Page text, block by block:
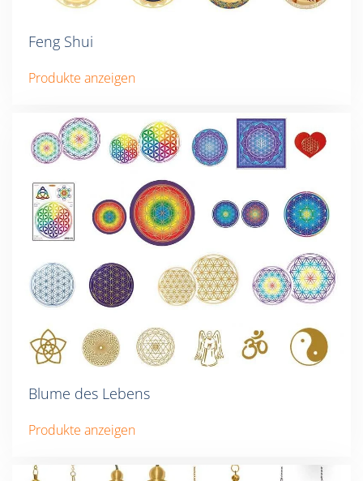
Feng Shui
Produkte anzeigen
Blume des Lebens
Produkte anzeigen